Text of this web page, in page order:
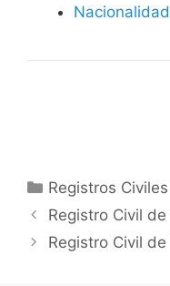
Categorías
Registros
Registro Civil
Registro Civil